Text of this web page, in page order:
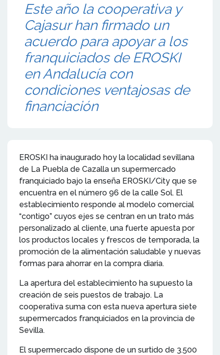
Este año la cooperativa y
Cajasur han firmado un
acuerdo para apoyar a los
franquiciados de EROSKI
en Andalucía con
condiciones ventajosas de
financiación
EROSKI ha inaugurado hoy la localidad sevillana
de La Puebla de Cazalla un supermercado
franquiciado bajo la enseña EROSKI/City que se
encuentra en el número 96 de la calle Sol. El
establecimiento responde al modelo comercial
“contigo” cuyos ejes se centran en un trato más
personalizado al cliente, una fuerte apuesta por
los productos locales y frescos de temporada, la
promoción de la alimentación saludable y nuevas
formas para ahorrar en la compra diaria.
La apertura del establecimiento ha supuesto la
creación de seis puestos de trabajo. La
cooperativa suma con esta nueva apertura siete
supermercados franquiciados en la provincia de
Sevilla.
El supermercado dispone de un surtido de 3.500